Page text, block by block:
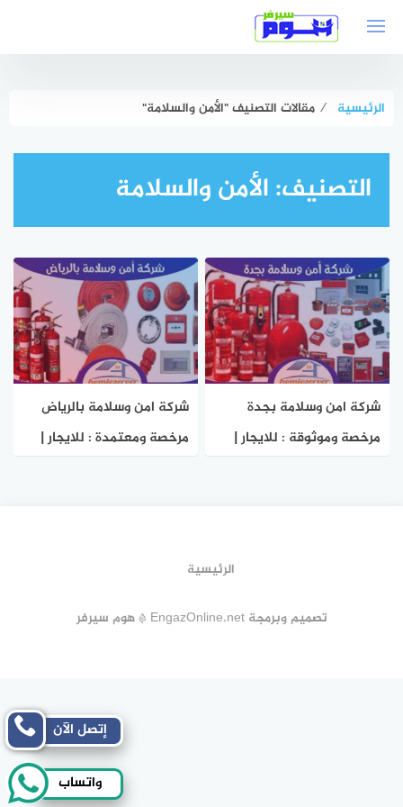
الرئيسية ⁄ مقالات التصنيف "الأمن والسلامة"
التصنيف:الأمن والسلامة
شركة امن وسلامة بجدة
مرخصة وموثوقة : للايجار |
شركة امن وسلامة بالرياض
مرخصة ومعتمدة : للايجار |
الرئيسية
تصميم وبرمجة EngazOnline.net * هوم سيرفر
إتصل الآن
واتساب